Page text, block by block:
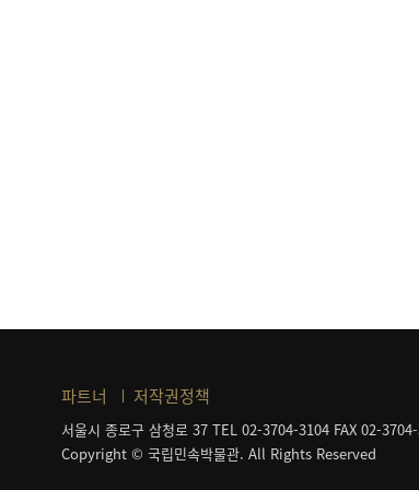
파트너 저작권정책
서울시 종로구 삼청로 37 TEL 02-3704-3104 FAX 02-
Copyright © 국립민속박물관. All Rights Reserved